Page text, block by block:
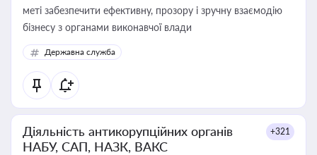
меті забезпечити ефективну, прозору і зручну взаємодію
бізнесу з органами виконавчої влади
Державна служба
Діяльність антикорупційних органів
НАБУ, САП, НАЗК, ВАКС
+321